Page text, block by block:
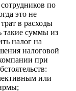
по
это не
в расходы
такие суммы из
налог на
налоговой
при
или